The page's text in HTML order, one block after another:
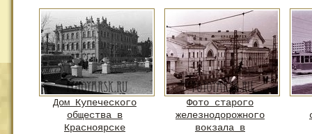
Дом Купеческого
общества в
Красноярске
Фото старого
железнодорожного
вокзала в